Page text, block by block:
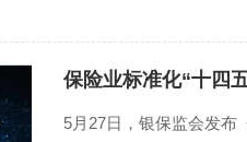
保险业标准化“十四
5月27日，银保监会发布